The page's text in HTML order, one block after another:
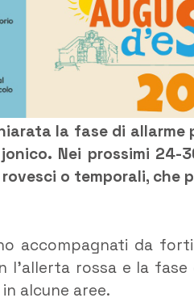
la fase di allarme
Nei prossimi 24-
o temporali,
accompagnati da
l’allerta rossa e la
alcune aree.